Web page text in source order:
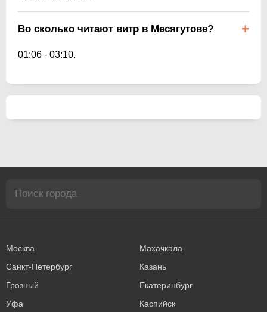
Во сколько читают витр в Месягутове?
01:06 - 03:10.
Москва
Махачкала
Санкт-Петербург
Казань
Грозный
Екатеринбург
Уфа
Каспийск